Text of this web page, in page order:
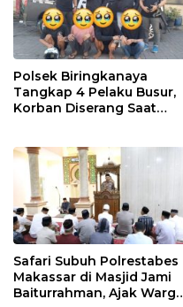
Polsek Biringkanaya
Tangkap 4 Pelaku Busur,
Korban Diserang Saat
Safari Subuh Polrestabes
Makassar di Masjid Jami
Baiturrahman, Ajak Warga